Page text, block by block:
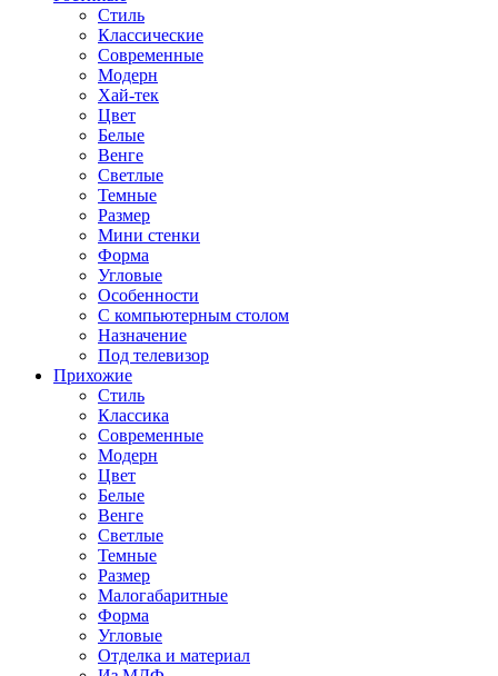
Стиль
Классические
Современные
Модерн
Хай-тек
Цвет
Белые
Венге
Светлые
Темные
Размер
Мини стенки
Форма
Угловые
Особенности
С компьютерным столом
Назначение
Под телевизор
Прихожие
Стиль
Классика
Современные
Модерн
Цвет
Белые
Венге
Светлые
Темные
Размер
Малогабаритные
Форма
Угловые
Отделка и материал